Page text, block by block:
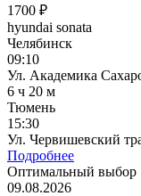
1700 ₽
hyundai sonata
Челябинск
09:10
Ул. Академика
6 ч 20 м
Тюмень
15:30
Ул. Червишевский
Подробнее
Оптимальный выбор
09.08.2026